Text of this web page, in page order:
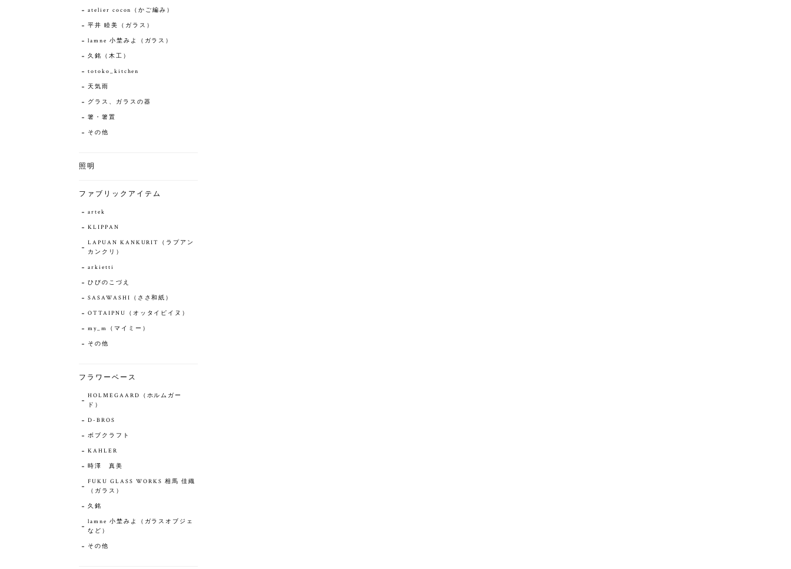
atelier cocon（かご編み）
平井 睦美（ガラス）
lamne 小埜みよ（ガラス）
久銘（木工）
totoko_kitchen
天気雨
グラス、ガラスの器
箸・箸置
その他
照明
ファブリックアイテム
artek
KLIPPAN
LAPUAN KANKURIT（ラプアン
カンクリ）
arkietti
ひびのこづえ
SASAWASHI（ささ和紙）
OTTAIPNU（オッタイピイヌ）
my_m（マイミー）
その他
フラワーベース
HOLMEGAARD（ホルムガー
ド）
D-BROS
ボブクラフト
KAHLER
時澤 真美
FUKU GLASS WORKS 相馬 佳織
（ガラス）
久銘
lamne 小埜みよ（ガラスオブジェ
など）
その他